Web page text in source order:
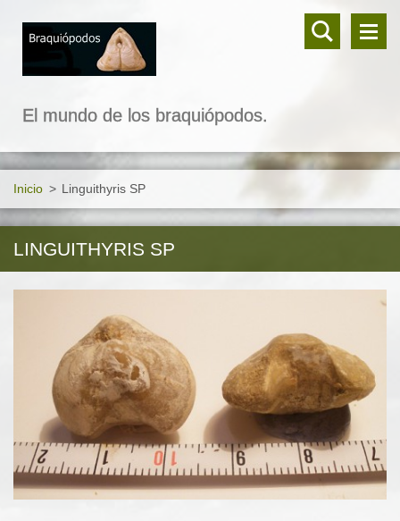
El mundo de los braquiópodos.
Inicio > Linguithyris SP
LINGUITHYRIS SP